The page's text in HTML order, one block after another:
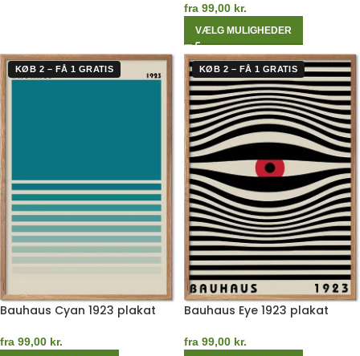
fra 99,00 kr.
VÆLG MULIGHEDER
KØB 2 – FÅ 1 GRATIS
Bauhaus Cyan 1923 plakat
fra 99,00 kr.
KØB 2 – FÅ 1 GRATIS
Bauhaus Eye 1923 plakat
fra 99,00 kr.